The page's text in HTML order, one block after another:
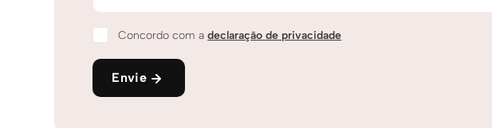
Concordo com adeclaração de privacidade
Envie